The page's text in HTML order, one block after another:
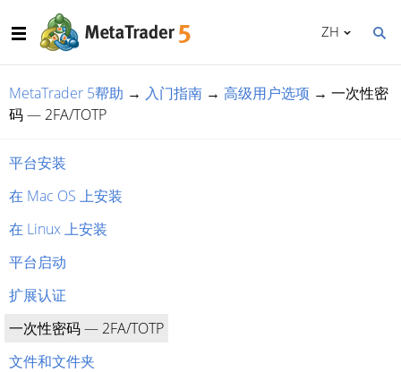
ZH
MetaTrader 5帮助 → 入门指南 → 高级用户选项 → 一次性密
码 — 2FA/TOTP
平台安装
在 Mac OS 上安装
在 Linux 上安装
平台启动
扩展认证
一次性密码 — 2FA/TOTP
文件和文件夹